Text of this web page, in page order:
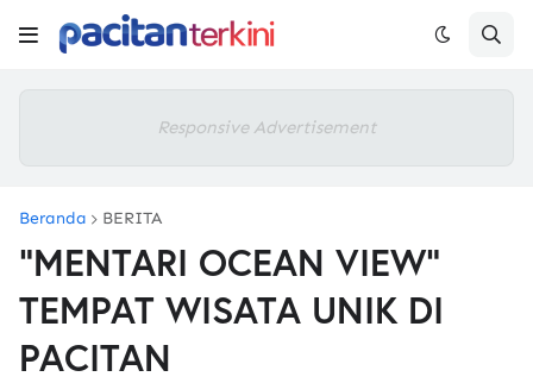
Responsive Advertisement
Beranda BERITA
"MENTARI OCEAN VIEW"
TEMPAT WISATA UNIK DI
PACITAN